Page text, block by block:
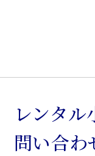
レンタ
問い合わ